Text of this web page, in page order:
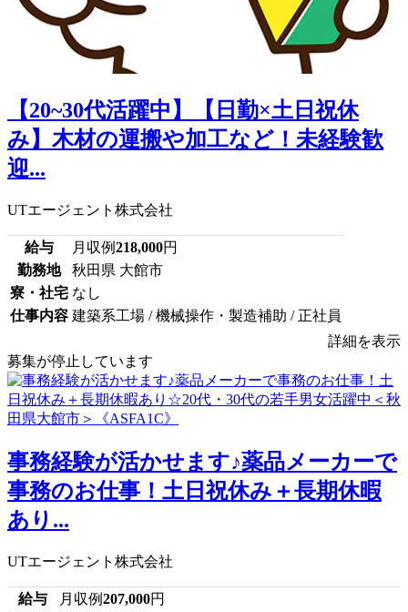
【20~30代活躍中】【日勤×土日祝休
み】木材の運搬や加工など！未経験歓
迎...
UTエージェント株式会社
給与 月収例218,000円
勤務地
秋田県 大館市
寮・社宅 なし
仕事内容 建築系工場 / 機械操作・製造補助 / 正社員
詳細を表示
募集が停止しています
事務経験が活かせます♪薬品メーカーで
事務のお仕事！土日祝休み＋長期休暇
あり...
UTエージェント株式会社
給与 月収例207,000円